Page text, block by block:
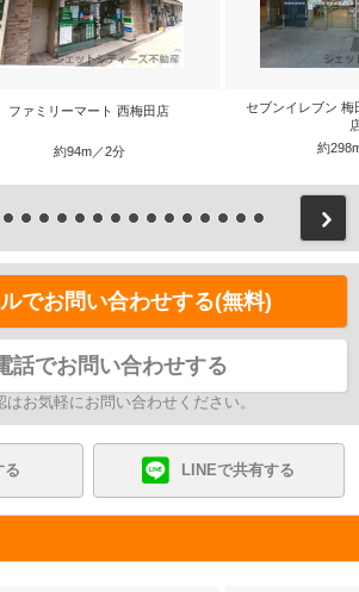
ファミリーマート 西梅田店
約94m／2分
セブンイレブン 梅
約
でお問い合わせする(無料)
話でお問い合わせする
はお気軽にお問い合わせください。
る LINEで共有する